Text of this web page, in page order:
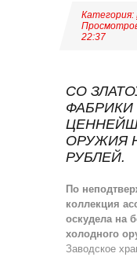
Категория:
22:37
СО
ОРУЖИЯ
РУБЛЕЙ.
По
коллекция
оскудела на
холодного
Заводское